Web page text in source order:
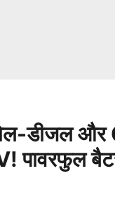
डीजल और
पावरफुल